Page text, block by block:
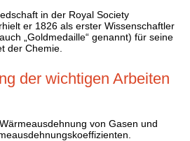
in der Royal Society
er 1826 als erster Wissenschaftler
„Goldmedaille“ genannt) für seine
der Chemie.
der wichtigen Arbeiten
von Gasen und